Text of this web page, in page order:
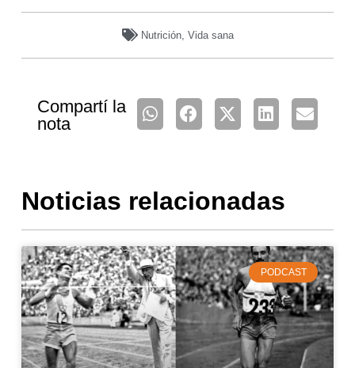
Nutrición, Vida sana
Compartí la
nota
Noticias relacionadas
PODCAST